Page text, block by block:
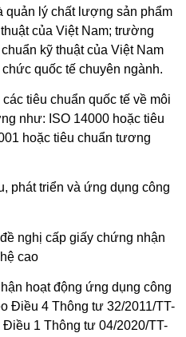
quản lý chất lượng sản phẩm
của Việt Nam; trường
kỹ thuật của Việt Nam
quốc tế chuyên ngành.
tiêu chuẩn quốc tế về môi
như: ISO 14000 hoặc tiêu
hoặc tiêu chuẩn tương
phát triển và ứng dụng công
nghị cấp giấy chứng nhận
cao
hoạt động ứng dụng công
Điều 4 Thông tư 32/2011/TT-
1 Thông tư 04/2020/TT-